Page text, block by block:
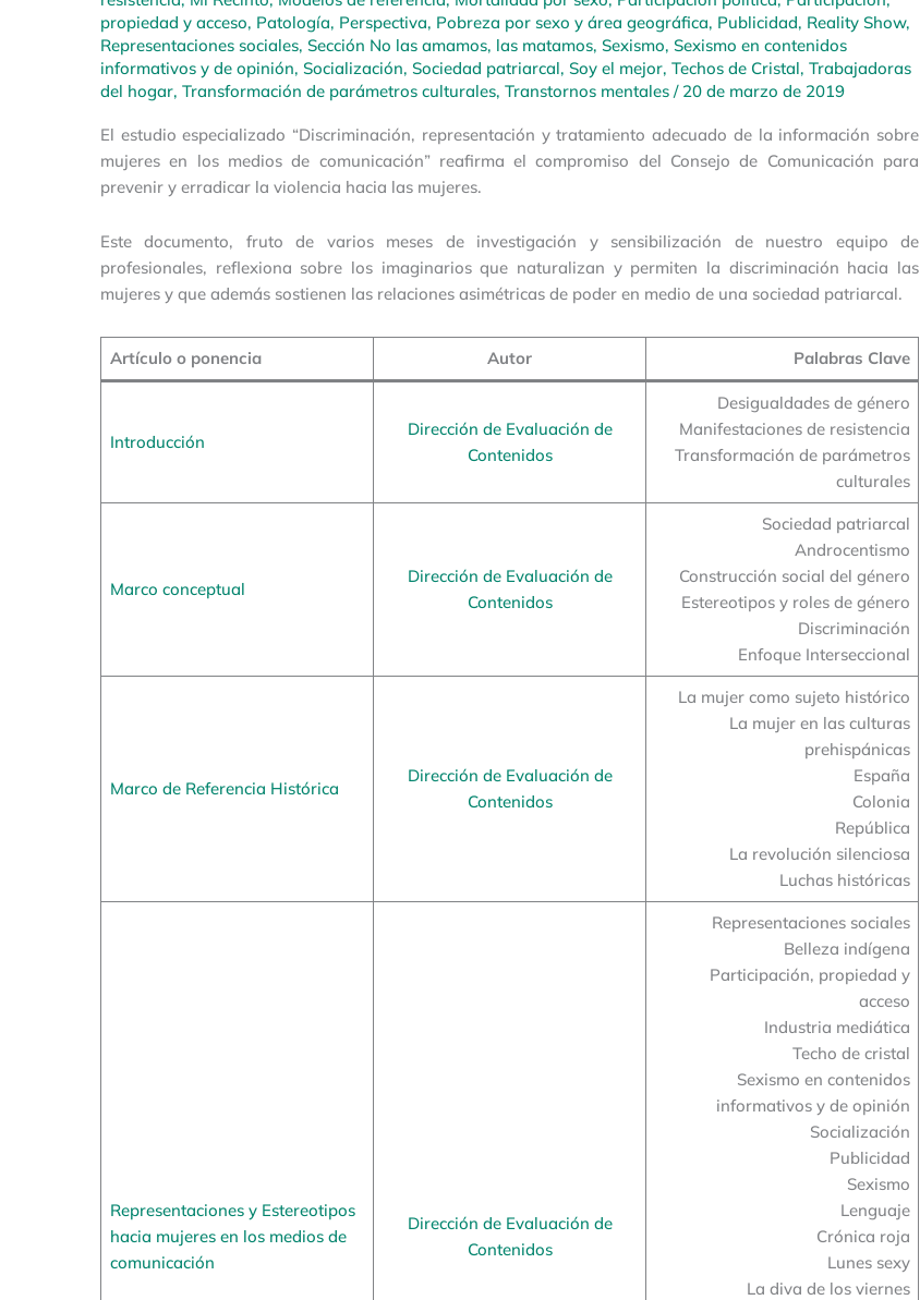
propiedad y acceso, Patología, Perspectiva, Pobreza por sexo y área geográfica, Publicidad, Reality Show,
Representaciones sociales, Sección No las amamos, las matamos, Sexismo, Sexismo en contenidos
informativos y de opinión, Socialización, Sociedad patriarcal, Soy el mejor, Techos de Cristal, Trabajadoras
del hogar, Transformación de parámetros culturales, Transtornos mentales / 20 de marzo de 2019
El estudio especializado “Discriminación, representación y tratamiento adecuado de la información sobre
mujeres en los medios de comunicación” reafirma el compromiso del Consejo de Comunicación para
prevenir y erradicar la violencia hacia las mujeres.
Este documento, fruto de varios meses de investigación y sensibilización de nuestro equipo de
profesionales, reflexiona sobre los imaginarios que naturalizan y permiten la discriminación hacia las
mujeres y que además sostienen las relaciones asimétricas de poder en medio de una sociedad patriarcal.
Artículo o ponencia Autor Palabras Clave
Introducción
Dirección de Evaluación de
Contenidos
Desigualdades de género
Manifestaciones de resistencia
Transformación de parámetros
culturales
Marco conceptual
Dirección de Evaluación de
Contenidos
Sociedad patriarcal
Androcentismo
Construcción social del género
Estereotipos y roles de género
Discriminación
Enfoque Interseccional
Marco de Referencia Histórica
Dirección de Evaluación de
Contenidos
La mujer como sujeto histórico
La mujer en las culturas
prehispánicas
España
Colonia
República
La revolución silenciosa
Luchas históricas
Representaciones y Estereotipos
hacia mujeres en los medios de
comunicación
Dirección de Evaluación de
Contenidos
Representaciones sociales
Belleza indígena
Participación, propiedad y
acceso
Industria mediática
Techo de cristal
Sexismo en contenidos
informativos y de opinión
Socialización
Publicidad
Sexismo
Lenguaje
Crónica roja
Lunes sexy
La diva de los viernes